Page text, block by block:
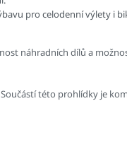
pro celodenní výlety i
náhradních dílů a
této prohlídky je